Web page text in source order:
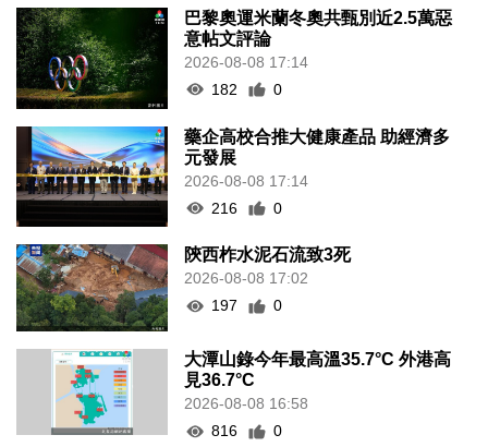
巴黎奧運米蘭冬奧共甄別近2.5萬惡
意帖文評論
2026-08-08 17:14
182
0
藥企高校合推大健康產品 助經濟多
元發展
2026-08-08 17:14
216
0
陝西柞水泥石流致3死
2026-08-08 17:02
197
0
大潭山錄今年最高溫35.7°C 外港高
見36.7°C
2026-08-08 16:58
816
0